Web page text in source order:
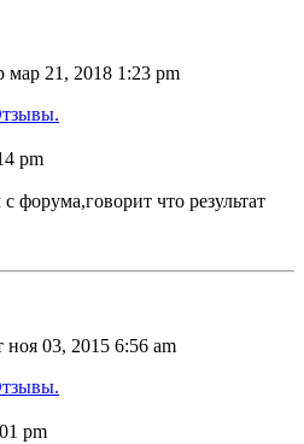
мар 21, 2018 1:23 pm
pm
форума,говорит что результат
ноя 03, 2015 6:56 am
pm